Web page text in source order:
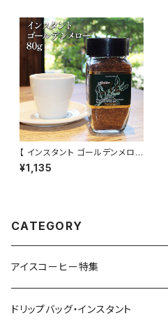
【 インスタント ゴールデンメロ
ー 80g 】珈琲専門店の インス
タントコーヒー 富屋珈琲店 トミ
¥1,135
CATEGORY
アイスコーヒー特集
ドリップバッグ・インスタント